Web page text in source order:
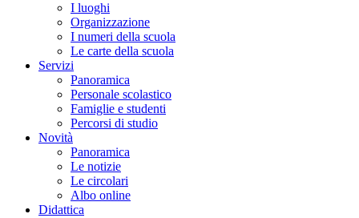
I luoghi
Organizzazione
I numeri della scuola
Le carte della scuola
Servizi
Panoramica
Personale scolastico
Famiglie e studenti
Percorsi di studio
Novità
Panoramica
Le notizie
Le circolari
Albo online
Didattica